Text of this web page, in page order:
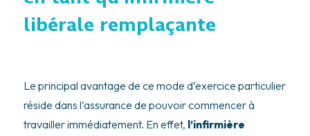
libérale remplaçante
Le principal avantage de ce mode d’exercice particulier
réside dans l’assurance de pouvoir commencer à
travailler immédiatement. En effet, l’infirmière